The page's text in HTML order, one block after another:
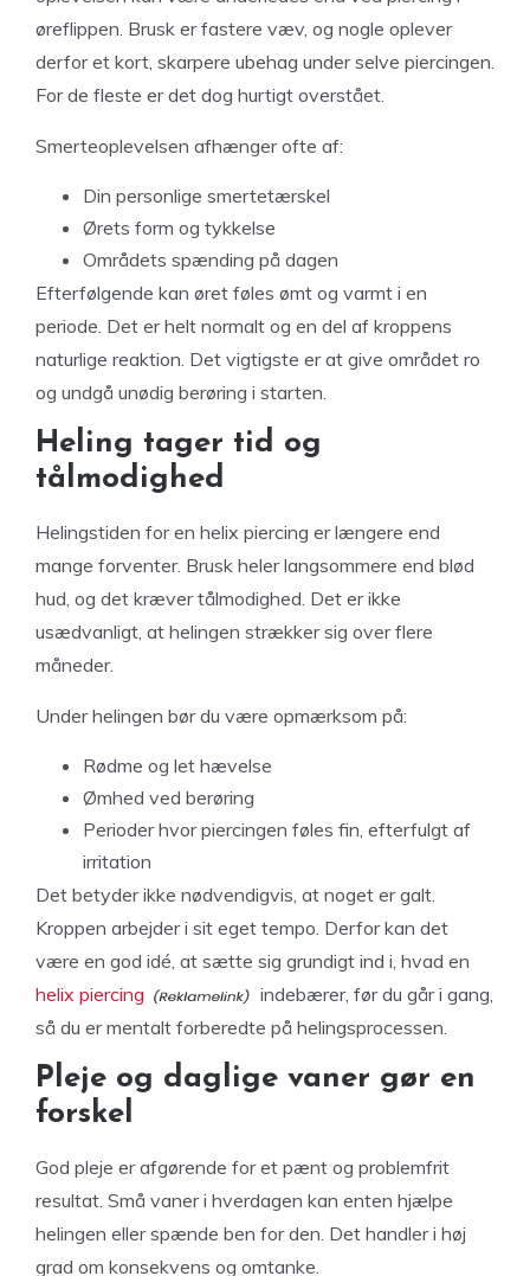
øreflippen. Brusk er fastere væv, og nogle oplever
derfor et kort, skarpere ubehag under selve piercingen.
For de fleste er det dog hurtigt overstået.
Smerteoplevelsen afhænger ofte af:
Din personlige smertetærskel
Ørets form og tykkelse
Områdets spænding på dagen
Efterfølgende kan øret føles ømt og varmt i en
periode. Det er helt normalt og en del af kroppens
naturlige reaktion. Det vigtigste er at give området ro
og undgå unødig berøring i starten.
Heling tager tid og
tålmodighed
Helingstiden for en helix piercing er længere end
mange forventer. Brusk heler langsommere end blød
hud, og det kræver tålmodighed. Det er ikke
usædvanligt, at helingen strækker sig over flere
måneder.
Under helingen bør du være opmærksom på:
Rødme og let hævelse
Ømhed ved berøring
Perioder hvor piercingen føles fin, efterfulgt af
irritation
Det betyder ikke nødvendigvis, at noget er galt.
Kroppen arbejder i sit eget tempo. Derfor kan det
være en god idé, at sætte sig grundigt ind i, hvad en
helix piercing
indebærer, før du går i gang,
så du er mentalt forberedte på helingsprocessen.
Pleje og daglige vaner gør en
forskel
God pleje er afgørende for et pænt og problemfrit
resultat. Små vaner i hverdagen kan enten hjælpe
helingen eller spænde ben for den. Det handler i høj
grad om konsekvens og omtanke.